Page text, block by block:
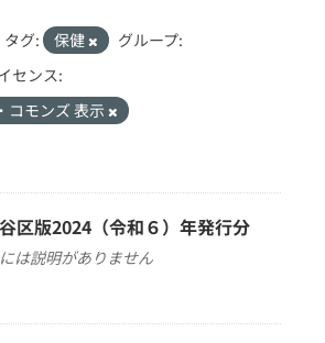
タグ: 保健
グループ:
センス:
コモンズ 表示
区版2024（令和６）年発行分
は説明がありません